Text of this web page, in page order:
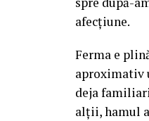
afecțiune.
Ferma e
aproximativ
deja
alții, hamul